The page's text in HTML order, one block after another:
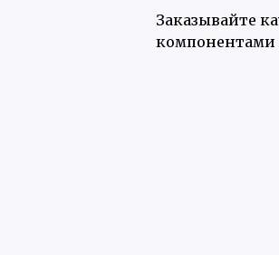
Заказывайте
компонентами